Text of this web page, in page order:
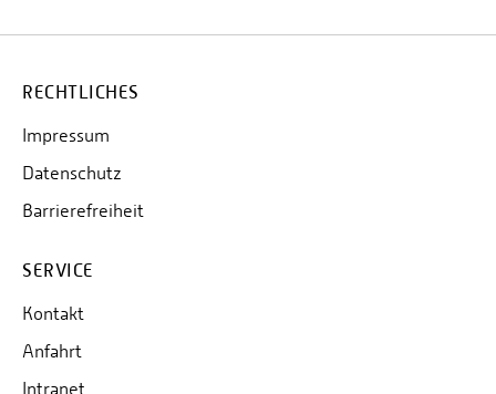
RECHTLICHES
Impressum
Datenschutz
Barrierefreiheit
SERVICE
Kontakt
Anfahrt
Intranet